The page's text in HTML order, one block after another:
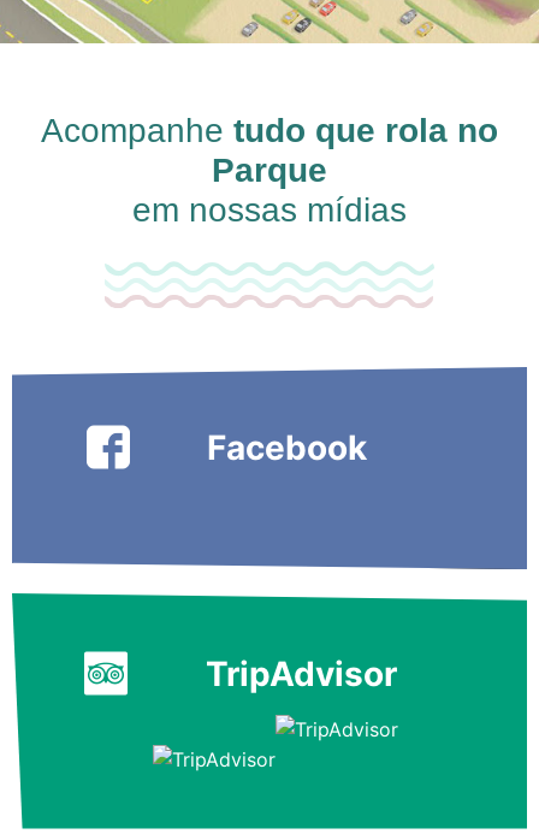
Acompanhe tudo que rola no
Parque
em nossas mídias
Facebook
TripAdvisor